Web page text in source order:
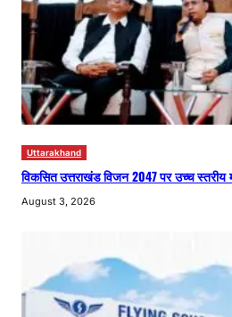
Uttarakhand
विकसित उत्तराखंड विजन 2047 पर उच्च
August 3, 2026